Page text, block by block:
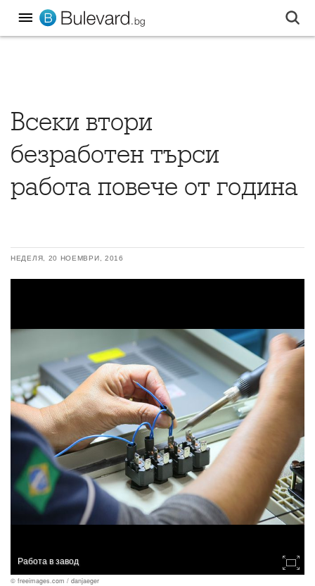
Всеки втори
безработен търси
работа повече от година
НЕДЕЛЯ, 20 НОЕМВРИ, 2016
Работа в завод
© freeimages.com / danjaeger